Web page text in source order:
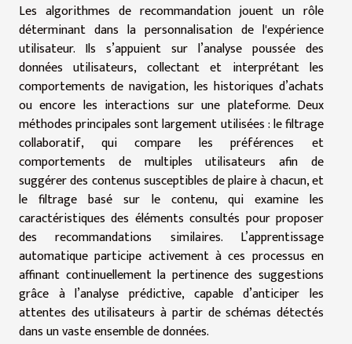
Les algorithmes de recommandation jouent un rôle
déterminant dans la personnalisation de l'expérience
utilisateur. Ils s’appuient sur l’analyse poussée des
données utilisateurs, collectant et interprétant les
comportements de navigation, les historiques d’achats
ou encore les interactions sur une plateforme. Deux
méthodes principales sont largement utilisées : le filtrage
collaboratif, qui compare les préférences et
comportements de multiples utilisateurs afin de
suggérer des contenus susceptibles de plaire à chacun, et
le filtrage basé sur le contenu, qui examine les
caractéristiques des éléments consultés pour proposer
des recommandations similaires. L’apprentissage
automatique participe activement à ces processus en
affinant continuellement la pertinence des suggestions
grâce à l’analyse prédictive, capable d’anticiper les
attentes des utilisateurs à partir de schémas détectés
dans un vaste ensemble de données.